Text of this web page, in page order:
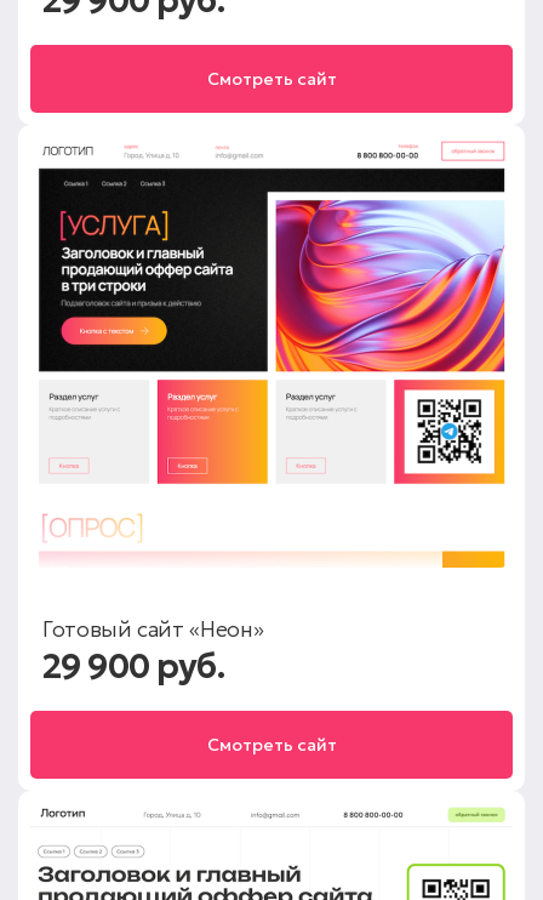
Смотреть сайт
Готовый сайт «Неон»
29 900 руб.
Смотреть сайт